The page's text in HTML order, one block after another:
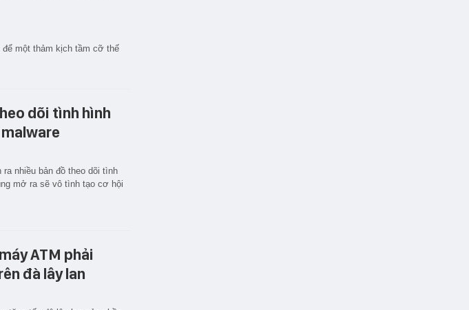
một thảm kịch tầm cỡ thế
dõi tình hình
nhiều bản đồ theo dõi tình
mở ra sẽ vô tình tạo cơ hội
ATM phải
đà lây lan